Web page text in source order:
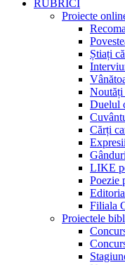
RUBRICI
Proiecte
Știați
Noutăți
Duelul
Cărți
LIKE
Poezie
Filiala
Proiectele